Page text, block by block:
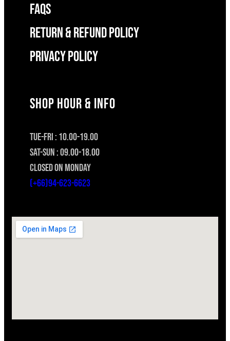
FAQS
RETURN & REFUND POLICY
Privacy Policy
SHOP HOUR & INFO
TUE-FRI : 10.00-19.00
SAT-SUN : 09.00-18.00
CLOSED ON MONDAY
(+66)94-623-6623